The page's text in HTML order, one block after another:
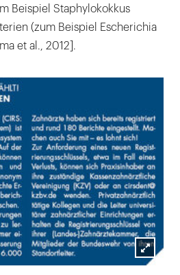
Beispiel Staphylokokkus
(zum Beispiel Escherichia
et al., 2012].